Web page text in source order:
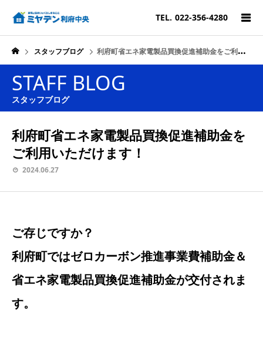
TEL. 022-356-4280
スタッフブログ 利府町省エネ家電製品買換促進補助金をご利用いただけます！
STAFF BLOG
スタッフブログ
利府町省エネ家電製品買換促進補助金を
ご利用いただけます！
2024.06.27
ご存じですか？
利府町ではゼロカーボン推進事業費補助金＆
省エネ家電製品買換促進補助金が交付されま
す。